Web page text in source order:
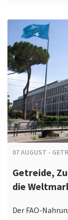
07AUGUST -
Getreide,
die
Der FAO-